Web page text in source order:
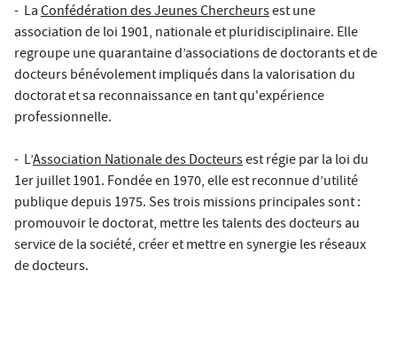
- LaConfédération des Jeunes Chercheursest une
association de loi 1901, nationale et pluridisciplinaire. Elle
regroupe une quarantaine d’associations de doctorants et de
docteurs bénévolement impliqués dans la valorisation du
doctorat et sa reconnaissance en tant qu'expérience
professionnelle.
- L’Association Nationale des Docteursest régie par la loi du
1er juillet 1901. Fondée en 1970, elle est reconnue d’utilité
publique depuis 1975. Ses trois missions principales sont :
promouvoir le doctorat, mettre les talents des docteurs au
service de la société, créer et mettre en synergie les réseaux
de docteurs.